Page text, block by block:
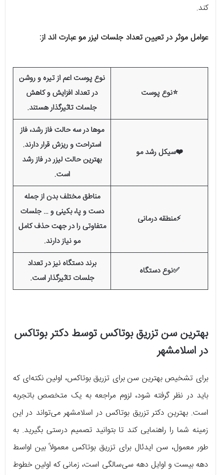
کند.
عوامل موثر در تعیین تعداد جلسات لیزر مو عبارت اند از:
⭐نوع پوست
نوع پوست اعم از تیره و روشن
در تعداد افزایش و کاهش
جلسات تاثیرگذار هستند.
❤️سیکل رشد مو
موها در سه حالت فاز رشد، فاز
استراحت و ریزش قرار دارند.
بهترین حالت لیزر در فاز رشد
است.
⚡منطقه درمانی
مناطق مختلف بدن از جمله
دست و پا، بکینی و … جلسات
متفاوتی را در جهت حذف کامل
مو نیاز دارند.
✅نوع دستگاه
برند دستگاه نیز در تعداد
جلسات تاثیرگذار است.
بهترین سن تزریق بوتاکس توسط دکتر بوتاکس
در اسلامشهر
برای تشخیص بهترین سن برای تزریق بوتاکس، اولین نکته‌ای که
باید در نظر گرفته شود، لزوم مراجعه به یک متخصص باتجربه
است. بهترین دکتر تزریق بوتاکس در اسلامشهر می‌تواند در این
زمینه شما را راهنمایی کند تا بتوانید تصمیم درستی بگیرید. به
طور معمول، سن ایدئال برای تزریق بوتاکس معمولاً بین اواسط
دهه بیست و اوایل دهه سی‌سالگی است، زمانی که اولین خطوط